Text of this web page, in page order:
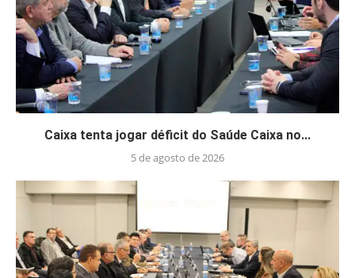
Caixa tenta jogar déficit do Saúde Caixa no...
5 de agosto de 2026